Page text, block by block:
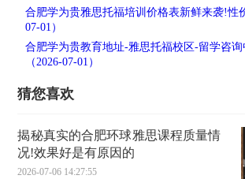
合肥学为贵雅思托福培训价格表新鲜来袭!性
07-01）
合肥学为贵教育地址-雅思托福校区-留学咨
（2026-07-01）
猜您喜欢
揭秘真实的合肥环球雅思课程质量情
况!效果好是有原因的
2026-07-06 14:27:55